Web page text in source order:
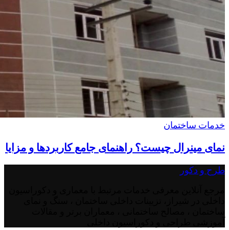
خدمات ساختمان
نمای مینرال چیست؟ راهنمای جامع کاربردها و مزایا
طرح و دکور